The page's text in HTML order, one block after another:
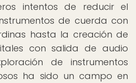
intentos de reducir el
de cuerda con
hasta la creación de
con salida de audio
de instrumentos
ha sido un campo en